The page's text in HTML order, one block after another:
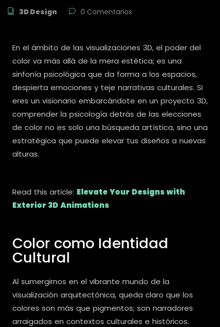
3D Design 0 Comentarios
En el ámbito de las visualizaciones 3D, el poder del
color va más allá de la mera estética; es una
sinfonía psicológica que da forma a los espacios,
despierta emociones y teje narrativas culturales. Si
eres un visionario embarcándote en un proyecto 3D,
comprender la psicología detrás de las elecciones
de color no es solo una búsqueda artística, sino una
estratégica que puede elevar tus diseños a nuevas
alturas.
Read this article: Elevate Your Designs with
Exterior 3D Animations
Color como Identidad
Cultural
Al sumergirnos en el vibrante mundo de la
visualización arquitectónica, queda claro que los
colores son más que pigmentos; son narradores
arraigados en contextos culturales e históricos.